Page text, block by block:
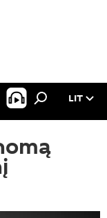
LIT